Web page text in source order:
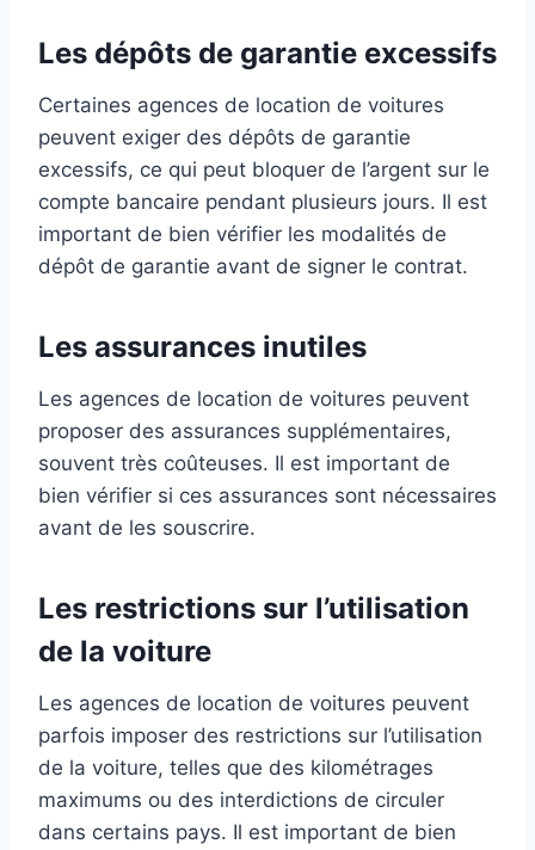
Les dépôts de garantie excessifs
Certaines agences de location de voitures
peuvent exiger des dépôts de garantie
excessifs, ce qui peut bloquer de l’argent sur le
compte bancaire pendant plusieurs jours. Il est
important de bien vérifier les modalités de
dépôt de garantie avant de signer le contrat.
Les assurances inutiles
Les agences de location de voitures peuvent
proposer des assurances supplémentaires,
souvent très coûteuses. Il est important de
bien vérifier si ces assurances sont nécessaires
avant de les souscrire.
Les restrictions sur l’utilisation
de la voiture
Les agences de location de voitures peuvent
parfois imposer des restrictions sur l’utilisation
de la voiture, telles que des kilométrages
maximums ou des interdictions de circuler
dans certains pays. Il est important de bien